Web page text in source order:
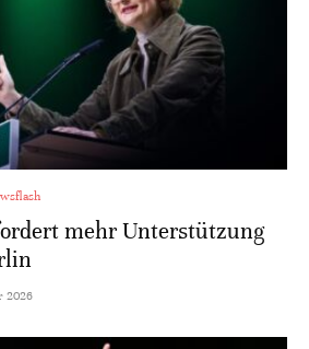
mehr Unterstützung
2026